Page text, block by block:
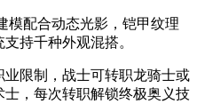
模配合动态光影，铠甲纹理
持千种外观混搭。
业限制，战士可转职龙骑士或
，每次转职解锁终极奥义技